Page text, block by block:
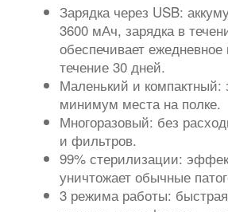
Зарядка через USB:
3600 мАч, зарядка в
обеспечивает
течение 30 дней.
Маленький и компактный:
минимум места на полке.
Многоразовый: без
и фильтров.
99% стерилизации:
уничтожает обычные
3 режима работы: